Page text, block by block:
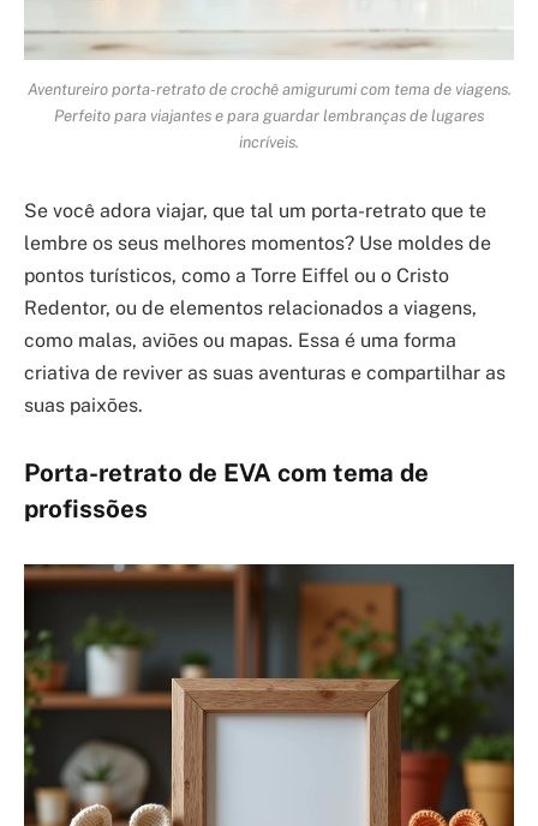
Aventureiro porta-retrato de crochê amigurumi com tema de viagens.
Perfeito para viajantes e para guardar lembranças de lugares
incríveis.
Se você adora viajar, que tal um porta-retrato que te
lembre os seus melhores momentos? Use moldes de
pontos turísticos, como a Torre Eiffel ou o Cristo
Redentor, ou de elementos relacionados a viagens,
como malas, aviões ou mapas. Essa é uma forma
criativa de reviver as suas aventuras e compartilhar as
suas paixões.
Porta-retrato de EVA com tema de
profissões